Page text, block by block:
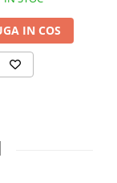
IN COS